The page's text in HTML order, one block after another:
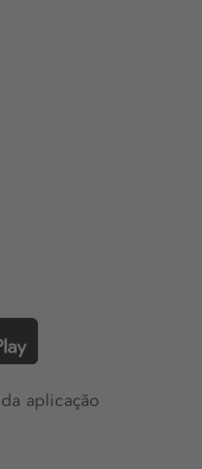
aplicação